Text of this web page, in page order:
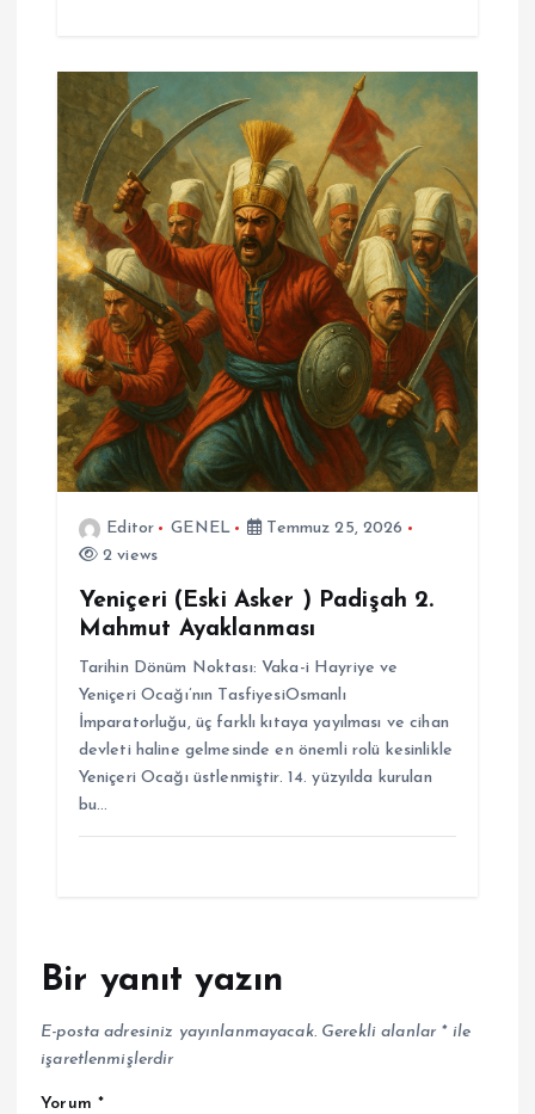
Editor GENEL
Temmuz 25, 2026
2 views
Yeniçeri (Eski Asker ) Padişah 2.
Mahmut Ayaklanması
Tarihin Dönüm Noktası: Vaka-i Hayriye ve
Yeniçeri Ocağı’nın TasfiyesiOsmanlı
İmparatorluğu, üç farklı kıtaya yayılması ve cihan
devleti haline gelmesinde en önemli rolü kesinlikle
Yeniçeri Ocağı üstlenmiştir. 14. yüzyılda kurulan
bu…
Bir yanıt yazın
E-posta adresiniz yayınlanmayacak. Gerekli alanlar *ile
işaretlenmişlerdir
Yorum *